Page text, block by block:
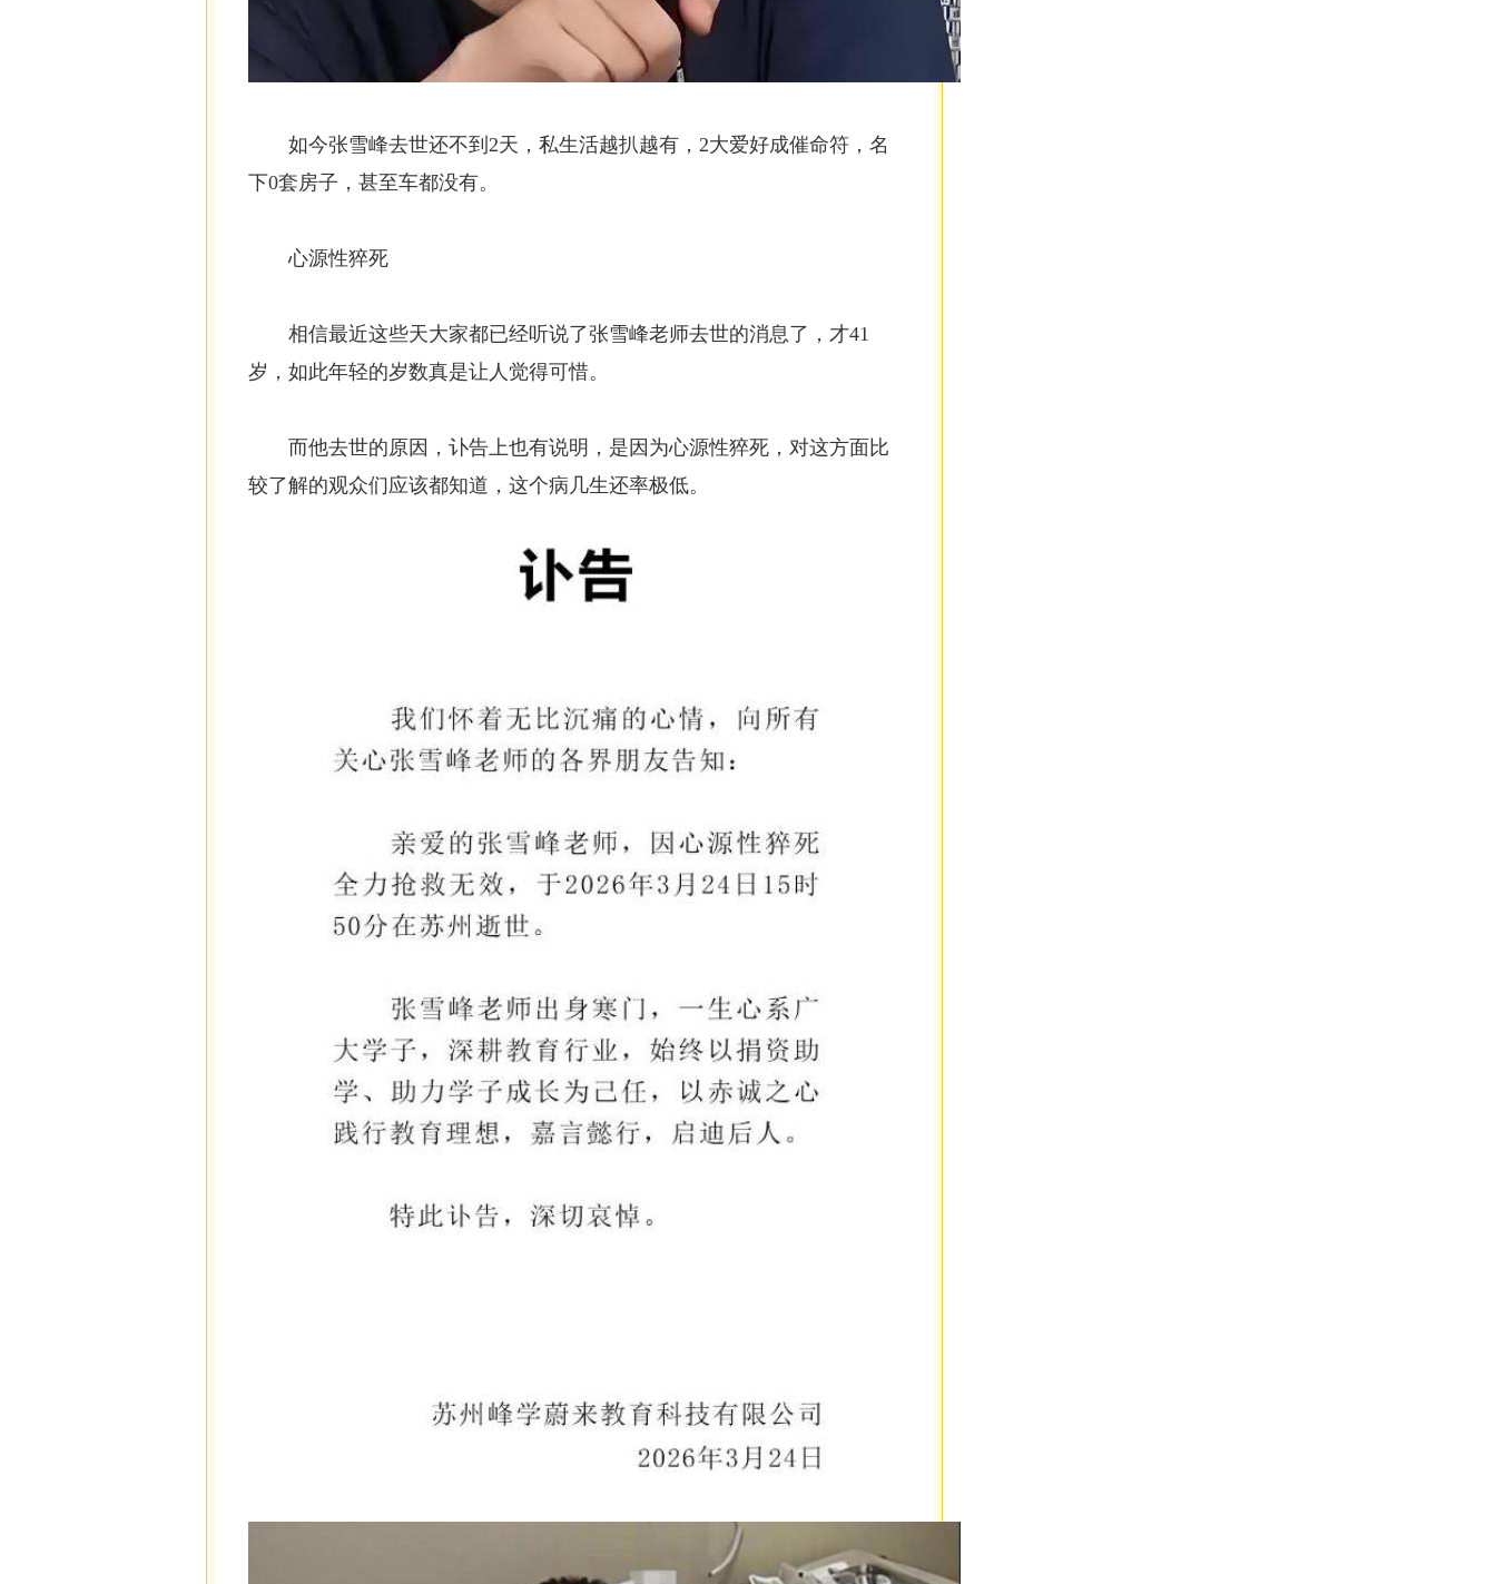
如今张雪峰去世还不到2天，私生活越扒越有，2大爱好成催命符，名
下0套房子，甚至车都没有。
心源性猝死
相信最近这些天大家都已经听说了张雪峰老师去世的消息了，才41
岁，如此年轻的岁数真是让人觉得可惜。
而他去世的原因，讣告上也有说明，是因为心源性猝死，对这方面比
较了解的观众们应该都知道，这个病几生还率极低。